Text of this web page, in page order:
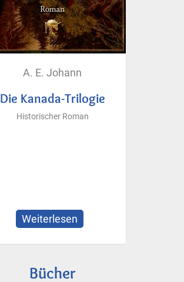
A. E. Johann
Die Kanada-Trilogie
Historischer Roman
Weiterlesen
Kanada-
Bücher